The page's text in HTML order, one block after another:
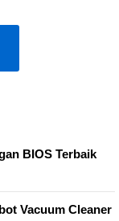
BIOS Terbaik
Vacuum Cleaner